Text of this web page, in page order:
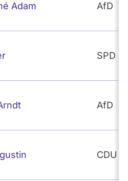
Adam AfD
SPD
AfD
CDU